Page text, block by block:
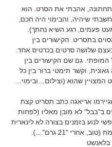
אהבתי את הסרט. הוא
שיהיה, והבימוי היה חכם,
פעמים, רגע השיא נחתך).
בתסריט. הקישורים בין
שלושה סרטים בכרטיס אחד.
גם שם הקישורים בין
וקשר תימטי ברור בין כל
שהוא (וצילום…ובימוי…
אריאגה כתב תסריט קצת
ב"בבל" לא מובן מאליו (לפחות
לנוע בזמנים בצורה לא לינארית
אחרי "21 גרם"…).
בלאנשט